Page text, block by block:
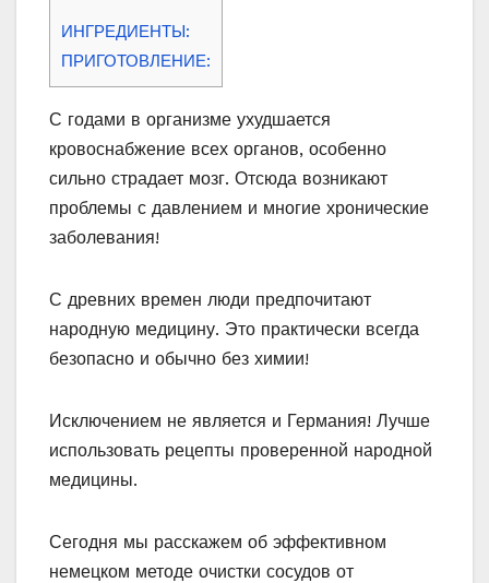
ИНГРЕДИЕНТЫ:
ПРИГОТОВЛЕНИЕ:
С годами в организме ухудшается
кровоснабжение всех органов, особенно
сильно страдает мозг. Отсюда возникают
проблемы с давлением и многие хронические
заболевания!
С древних времен люди предпочитают
народную медицину. Это практически всегда
безопасно и обычно без химии!
Исключением не является и Германия! Лучше
использовать рецепты проверенной народной
медицины.
Сегодня мы расскажем об эффективном
немецком методе очистки сосудов от